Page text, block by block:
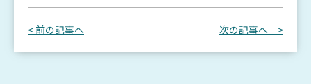
< 前の記事へ 次の記事へ >